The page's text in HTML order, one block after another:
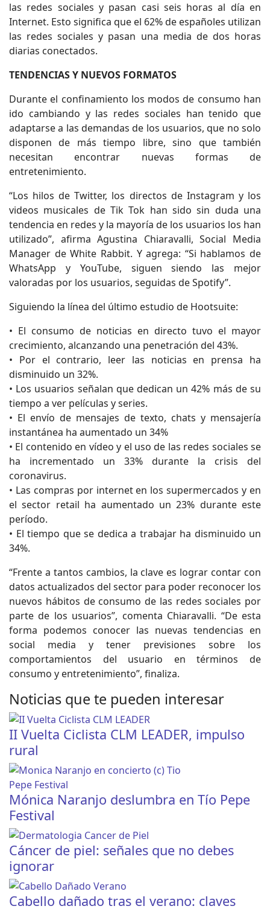
las redes sociales y pasan casi seis horas al día en
Internet. Esto significa que el 62% de españoles utilizan
las redes sociales y pasan una media de dos horas
diarias conectados.
TENDENCIAS Y NUEVOS FORMATOS
Durante el confinamiento los modos de consumo han
ido cambiando y las redes sociales han tenido que
adaptarse a las demandas de los usuarios, que no solo
disponen de más tiempo libre, sino que también
necesitan encontrar nuevas formas de
entretenimiento.
“Los hilos de Twitter, los directos de Instagram y los
videos musicales de Tik Tok han sido sin duda una
tendencia en redes y la mayoría de los usuarios los han
utilizado”, afirma Agustina Chiaravalli, Social Media
Manager de White Rabbit. Y agrega: “Si hablamos de
WhatsApp y YouTube, siguen siendo las mejor
valoradas por los usuarios, seguidas de Spotify”.
Siguiendo la línea del último estudio de Hootsuite:
• El consumo de noticias en directo tuvo el mayor
crecimiento, alcanzando una penetración del 43%.
• Por el contrario, leer las noticias en prensa ha
disminuido un 32%.
• Los usuarios señalan que dedican un 42% más de su
tiempo a ver películas y series.
• El envío de mensajes de texto, chats y mensajería
instantánea ha aumentado un 34%
• El contenido en vídeo y el uso de las redes sociales se
ha incrementado un 33% durante la crisis del
coronavirus.
• Las compras por internet en los supermercados y en
el sector retail ha aumentado un 23% durante este
período.
• El tiempo que se dedica a trabajar ha disminuido un
34%.
“Frente a tantos cambios, la clave es lograr contar con
datos actualizados del sector para poder reconocer los
nuevos hábitos de consumo de las redes sociales por
parte de los usuarios”, comenta Chiaravalli. “De esta
forma podemos conocer las nuevas tendencias en
social media y tener previsiones sobre los
comportamientos del usuario en términos de
consumo y entretenimiento”, finaliza.
Noticias que te pueden interesar
II Vuelta Ciclista CLM LEADER, impulso
rural
Mónica Naranjo deslumbra en Tío Pepe
Festival
Cáncer de piel: señales que no debes
ignorar
Cabello dañado tras el verano: claves